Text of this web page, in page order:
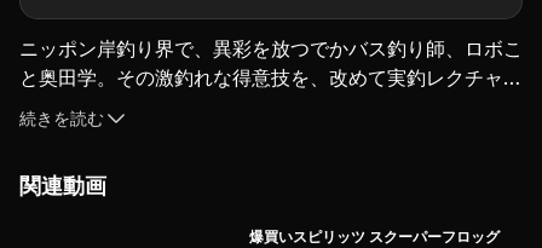
ニッポン岸釣り界で、異彩を放つでかバス釣り師、ロボこ
と奥田学。その激釣れな得意技を、改めて実釣レクチャ
ー！
さらに…あえて奥田さんの不慣れな超メジャーフィールド
驚異的な釣果を重ね、ラストには衝撃の魚体が!!
※ルアーマガジン2016年7月号付録
続きを読む
関連動画
爆買いスピリッツ スクーパーフロッグ